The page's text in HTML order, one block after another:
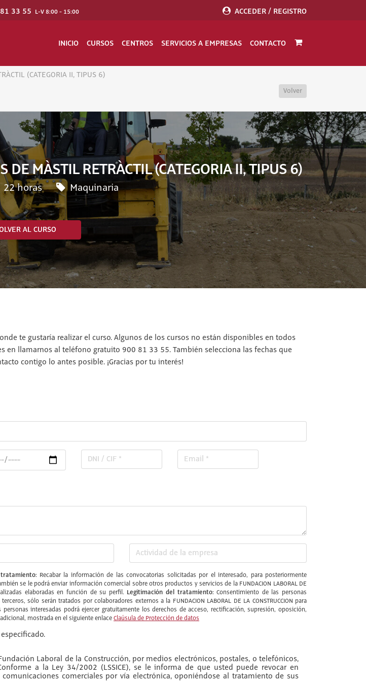
33 55 L-V 8:00 - 15:00 ACCEDER / REGISTRO
INICIO CURSOS CENTROS SERVICIOS A EMPRESAS CONTACTO
(CATEGORIA II, TIPUS 6)
Volver
DE MÀSTIL RETRÀCTIL (CATEGORIA II, TIPUS 6)
22 horas Maquinaria
AL CURSO
te gustaría realizar el curso. Algunos de los cursos no están disponibles en todos
en llamarnos al teléfono gratuito 900 81 33 55. También selecciona las fechas que
contigo lo antes posible. ¡Gracias por tu interés!
Recabar la información de las convocatorias solicitadas por el interesado, para posteriormente
se le podrá enviar información comercial sobre otros productos y servicios de la FUNDACION LABORAL DE
elaboradas en función de su perfil. Legitimación del tratamiento: Consentimiento de las personas
sólo serán tratados por colaboradores externos a la FUNDACION LABORAL DE LA CONSTRUCCION para
personas interesadas podrá ejercer gratuitamente los derechos de acceso, rectificación, supresión, oposición,
mostrada en el siguiente enlace Claúsula de Protección de datos
Laboral de la Construcción, por medios electrónicos, postales, o telefónicos,
a la Ley 34/2002 (LSSICE), se le informa de que usted puede revocar en
comerciales por vía electrónica, oponiéndose al tratamiento de sus